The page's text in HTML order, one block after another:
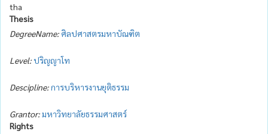
tha
Thesis
DegreeName: ศิลปศาสตรมหาบัณฑิต
Level:ปริญญาโท
Descipline:การบริหารงานยุติธรรม
Grantor:มหาวิทยาลัยธรรมศาสตร์
Rights